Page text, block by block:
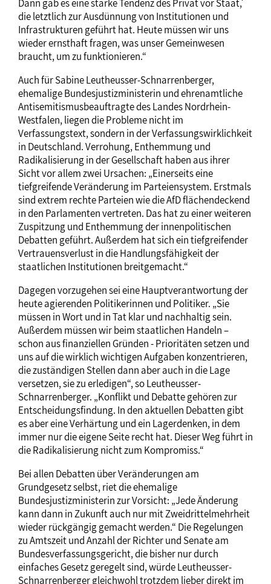
Dann gab es eine starke Tendenz des ´Privat vor Staat´,
die letztlich zur Ausdünnung von Institutionen und
Infrastrukturen geführt hat. Heute müssen wir uns
wieder ernsthaft fragen, was unser Gemeinwesen
braucht, um zu funktionieren.“
Auch für Sabine Leutheusser-Schnarrenberger,
ehemalige Bundesjustizministerin und ehrenamtliche
Antisemitismusbeauftragte des Landes Nordrhein-
Westfalen, liegen die Probleme nicht im
Verfassungstext, sondern in der Verfassungswirklichkeit
in Deutschland. Verrohung, Enthemmung und
Radikalisierung in der Gesellschaft haben aus ihrer
Sicht vor allem zwei Ursachen: „Einerseits eine
tiefgreifende Veränderung im Parteiensystem. Erstmals
sind extrem rechte Parteien wie die AfD flächendeckend
in den Parlamenten vertreten. Das hat zu einer weiteren
Zuspitzung und Enthemmung der innenpolitischen
Debatten geführt. Außerdem hat sich ein tiefgreifender
Vertrauensverlust in die Handlungsfähigkeit der
staatlichen Institutionen breitgemacht.“
Dagegen vorzugehen sei eine Hauptverantwortung der
heute agierenden Politikerinnen und Politiker. „Sie
müssen in Wort und in Tat klar und nachhaltig sein.
Außerdem müssen wir beim staatlichen Handeln –
schon aus finanziellen Gründen - Prioritäten setzen und
uns auf die wirklich wichtigen Aufgaben konzentrieren,
die zuständigen Stellen dann aber auch in die Lage
versetzen, sie zu erledigen“, so Leutheusser-
Schnarrenberger. „Konflikt und Debatte gehören zur
Entscheidungsfindung. In den aktuellen Debatten gibt
es aber eine Verhärtung und ein Lagerdenken, in dem
immer nur die eigene Seite recht hat. Dieser Weg führt in
die Radikalisierung nicht zum Kompromiss.“
Bei allen Debatten über Veränderungen am
Grundgesetz selbst, riet die ehemalige
Bundesjustizministerin zur Vorsicht: „Jede Änderung
kann dann in Zukunft auch nur mit Zweidrittelmehrheit
wieder rückgängig gemacht werden.“ Die Regelungen
zu Amtszeit und Anzahl der Richter und Senate am
Bundesverfassungsgericht, die bisher nur durch
einfaches Gesetz geregelt sind, würde Leutheusser-
Schnarrenberger gleichwohl trotzdem lieber direkt im